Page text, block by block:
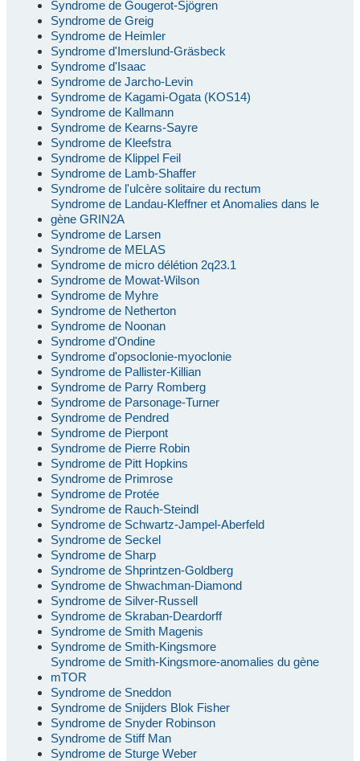
Syndrome de Gougerot-Sjögren
Syndrome de Greig
Syndrome de Heimler
Syndrome d'Imerslund-Gräsbeck
Syndrome d'Isaac
Syndrome de Jarcho-Levin
Syndrome de Kagami-Ogata (KOS14)
Syndrome de Kallmann
Syndrome de Kearns-Sayre
Syndrome de Kleefstra
Syndrome de Klippel Feil
Syndrome de Lamb-Shaffer
Syndrome de l'ulcère solitaire du rectum
Syndrome de Landau-Kleffner et Anomalies dans le
gène GRIN2A
Syndrome de Larsen
Syndrome de MELAS
Syndrome de micro délétion 2q23.1
Syndrome de Mowat-Wilson
Syndrome de Myhre
Syndrome de Netherton
Syndrome de Noonan
Syndrome d'Ondine
Syndrome d'opsoclonie-myoclonie
Syndrome de Pallister-Killian
Syndrome de Parry Romberg
Syndrome de Parsonage-Turner
Syndrome de Pendred
Syndrome de Pierpont
Syndrome de Pierre Robin
Syndrome de Pitt Hopkins
Syndrome de Primrose
Syndrome de Protée
Syndrome de Rauch-Steindl
Syndrome de Schwartz-Jampel-Aberfeld
Syndrome de Seckel
Syndrome de Sharp
Syndrome de Shprintzen-Goldberg
Syndrome de Shwachman-Diamond
Syndrome de Silver-Russell
Syndrome de Skraban-Deardorff
Syndrome de Smith Magenis
Syndrome de Smith-Kingsmore
Syndrome de Smith-Kingsmore-anomalies du gène
mTOR
Syndrome de Sneddon
Syndrome de Snijders Blok Fisher
Syndrome de Snyder Robinson
Syndrome de Stiff Man
Syndrome de Sturge Weber